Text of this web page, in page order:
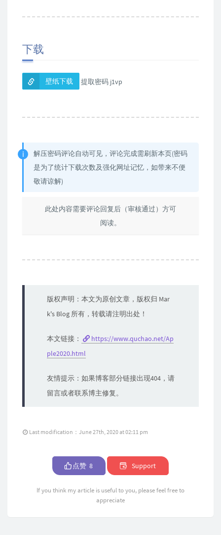
下载
壁纸下载 提取密码 j1vp
解压密码评论自动可见，评论完成需刷新本页(密码
是为了统计下载次数及强化网址记忆，如带来不便
敬请谅解)
此处内容需要评论回复后（审核通过）方可
阅读。
版权声明：本文为原创文章，版权归 Mar
k's Blog 所有，转载请注明出处！
本文链接：
https://www.quchao.net/Ap
ple2020.html
友情提示：如果博客部分链接出现404，请
留言或者联系博主修复。
Last modification：June 27th, 2020 at 02:11 pm
点赞 8 Support
If you think my article is useful to you, please feel free to
appreciate